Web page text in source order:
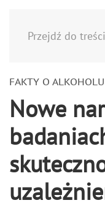
Przejdź do
FAKTY O ALKOHOLU
Nowe